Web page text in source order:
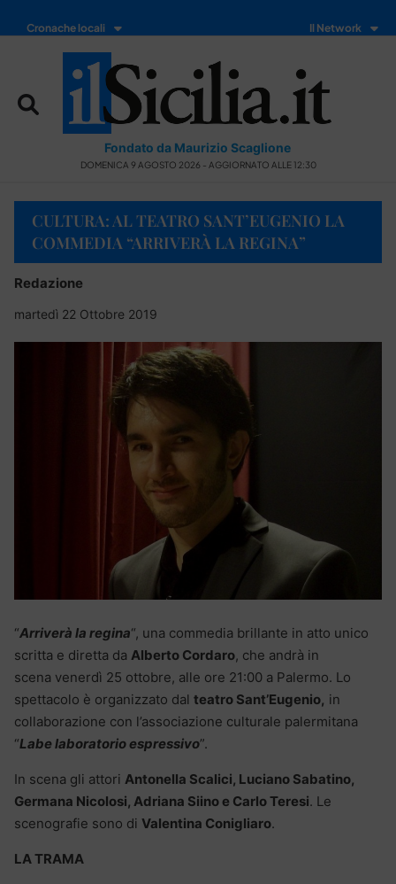
Cronache locali Il Network
Fondato da Maurizio Scaglione
DOMENICA 9 AGOSTO 2026 - AGGIORNATO ALLE 12:30
CULTURA: AL TEATRO SANT’EUGENIO LA
COMMEDIA “ARRIVERÀ LA REGINA”
Redazione
martedì 22 Ottobre 2019
“Arriverà la regina“, una commedia brillante in atto unico
scritta e diretta da Alberto Cordaro, che andrà in
scena venerdì 25 ottobre, alle ore 21:00 a Palermo. Lo
spettacolo è organizzato dal teatro Sant’Eugenio, in
collaborazione con l’associazione culturale palermitana
“Labe laboratorio espressivo”.
In scena gli attori Antonella Scalici, Luciano Sabatino,
Germana Nicolosi, Adriana Siino e Carlo Teresi. Le
scenografie sono di Valentina Conigliaro.
LA TRAMA